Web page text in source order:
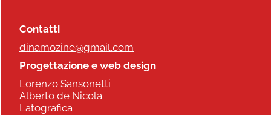
Contatti
dinamozine@gmail.com
Progettazione e web design
Lorenzo Sansonetti
Alberto de Nicola
Latografica